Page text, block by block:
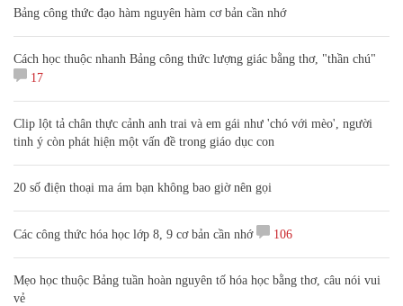
Bảng công thức đạo hàm nguyên hàm cơ bản cần nhớ
Cách học thuộc nhanh Bảng công thức lượng giác bằng thơ, "thần chú"
17
Clip lột tả chân thực cảnh anh trai và em gái như 'chó với mèo', người
tinh ý còn phát hiện một vấn đề trong giáo dục con
20 số điện thoại ma ám bạn không bao giờ nên gọi
Các công thức hóa học lớp 8, 9 cơ bản cần nhớ 106
Mẹo học thuộc Bảng tuần hoàn nguyên tố hóa học bằng thơ, câu nói vui
vẻ